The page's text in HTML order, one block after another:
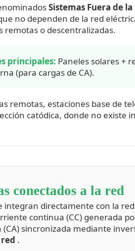
Sistemas Fuera de la
no dependen de la red
remotas o descentralizadas.
principales: Paneles solares +
(para cargas de CA).
remotas, estaciones base de
catódica, donde no existe
conectados a la red
integran directamente con la
continua (CC) generada
sincronizada mediante
.